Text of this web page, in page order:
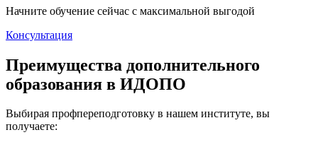
Начните обучение сейчас с максимальной выгодой
Консультация
Преимущества дополнительного
образования в ИДОПО
Выбирая профпереподготовку в нашем институте, вы
получаете: